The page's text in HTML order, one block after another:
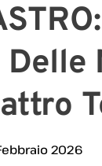
2026